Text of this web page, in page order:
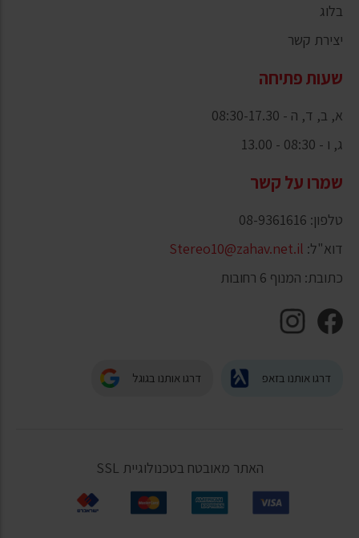
בלוג
יצירת קשר
שעות פתיחה
א, ב, ד, ה - 08:30-17.30
ג, ו - 08:30 - 13.00
שמרו על קשר
טלפון: 08-9361616
דוא"ל: Stereo10@zahav.net.il
כתובת: המנוף 6 רחובות
דרגו אותנו בזאפ דרגו אותנו בגוגל
האתר מאובטח בטכנולוגיית SSL